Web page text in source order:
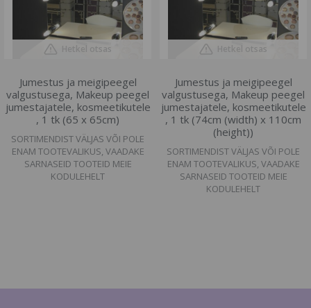
Hetkel otsas
Jumestus ja meigipeegel
valgustusega, Makeup peegel
jumestajatele, kosmeetikutele
, 1 tk (65 x 65cm)
SORTIMENDIST VÄLJAS VÕI POLE
ENAM TOOTEVALIKUS, VAADAKE
SARNASEID TOOTEID MEIE
KODULEHELT
Hetkel otsas
Jumestus ja meigipeegel
valgustusega, Makeup peegel
jumestajatele, kosmeetikutele
, 1 tk (74cm (width) x 110cm
(height))
SORTIMENDIST VÄLJAS VÕI POLE
ENAM TOOTEVALIKUS, VAADAKE
SARNASEID TOOTEID MEIE
KODULEHELT